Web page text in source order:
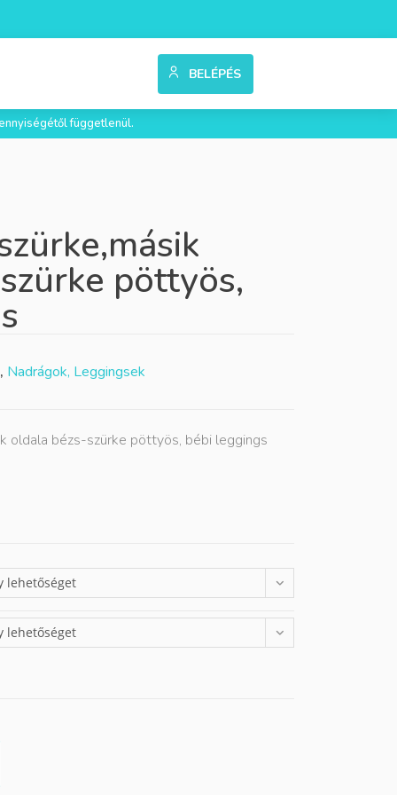
BELÉPÉS
függetlenül.
pöttyös,
, Nadrágok, Leggingsek
oldala bézs-szürke pöttyös, bébi leggings
lehetőséget
lehetőséget